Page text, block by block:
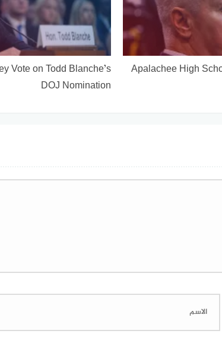
Apalachee High
Vote on Todd Blanche’s
DOJ Nomination